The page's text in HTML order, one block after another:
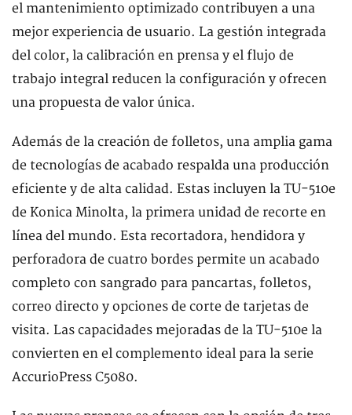
el mantenimiento optimizado contribuyen a una
mejor experiencia de usuario. La gestión integrada
del color, la calibración en prensa y el flujo de
trabajo integral reducen la configuración y ofrecen
una propuesta de valor única.
Además de la creación de folletos, una amplia gama
de tecnologías de acabado respalda una producción
eficiente y de alta calidad. Estas incluyen la TU-510e
de Konica Minolta, la primera unidad de recorte en
línea del mundo. Esta recortadora, hendidora y
perforadora de cuatro bordes permite un acabado
completo con sangrado para pancartas, folletos,
correo directo y opciones de corte de tarjetas de
visita. Las capacidades mejoradas de la TU-510e la
convierten en el complemento ideal para la serie
AccurioPress C5080.